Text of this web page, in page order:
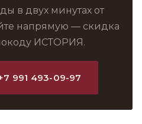
в двух минутах от
напрямую — скидка
ИСТОРИЯ.
991 493-09-97